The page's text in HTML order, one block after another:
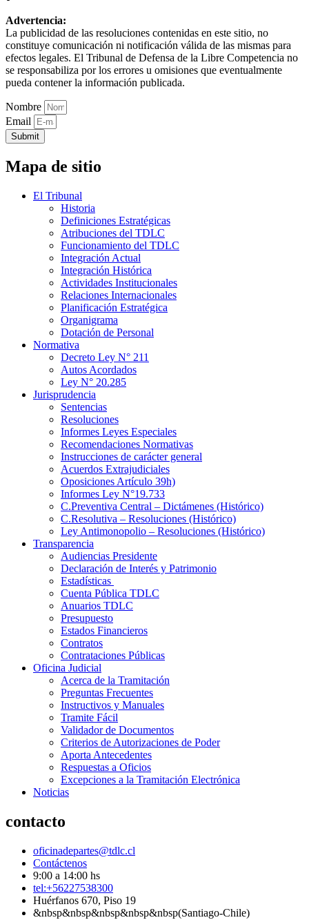
Advertencia:
La publicidad de las resoluciones contenidas en este sitio, no
constituye comunicación ni notificación válida de las mismas para
efectos legales. El Tribunal de Defensa de la Libre Competencia no
se responsabiliza por los errores u omisiones que eventualmente
pueda contener la información publicada.
Nombre
Email
Submit
Mapa de sitio
El Tribunal
Historia
Definiciones Estratégicas
Atribuciones del TDLC
Funcionamiento del TDLC
Integración Actual
Integración Histórica
Actividades Institucionales
Relaciones Internacionales
Planificación Estratégica
Organigrama
Dotación de Personal
Normativa
Decreto Ley N° 211
Autos Acordados
Ley N° 20.285
Jurisprudencia
Sentencias
Resoluciones
Informes Leyes Especiales
Recomendaciones Normativas
Instrucciones de carácter general
Acuerdos Extrajudiciales
Oposiciones Artículo 39h)
Informes Ley N°19.733
C.Preventiva Central – Dictámenes (Histórico)
C.Resolutiva – Resoluciones (Histórico)
Ley Antimonopolio – Resoluciones (Histórico)
Transparencia
Audiencias Presidente
Declaración de Interés y Patrimonio
Estadísticas
Cuenta Pública TDLC
Anuarios TDLC
Presupuesto
Estados Financieros
Contratos
Contrataciones Públicas
Oficina Judicial
Acerca de la Tramitación
Preguntas Frecuentes
Instructivos y Manuales
Tramite Fácil
Validador de Documentos
Criterios de Autorizaciones de Poder
Aporta Antecedentes
Respuestas a Oficios
Excepciones a la Tramitación Electrónica
Noticias
contacto
oficinadepartes@tdlc.cl
Contáctenos
9:00 a 14:00 hs
tel:+56227538300
Huérfanos 670, Piso 19
&nbsp&nbsp&nbsp&nbsp&nbsp(Santiago-Chile)